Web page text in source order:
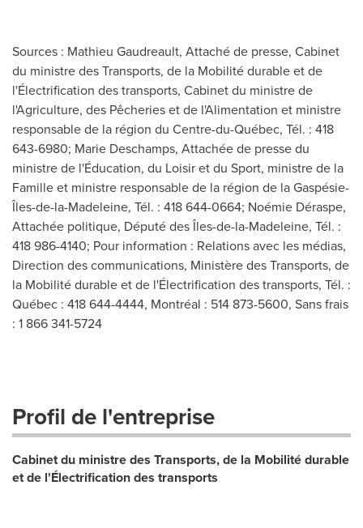
Sources : Mathieu Gaudreault, Attaché de presse, Cabinet
du ministre des Transports, de la Mobilité durable et de
l'Électrification des transports, Cabinet du ministre de
l'Agriculture, des Pêcheries et de l'Alimentation et ministre
responsable de la région du Centre-du-Québec, Tél. : 418
643-6980; Marie Deschamps, Attachée de presse du
ministre de l'Éducation, du Loisir et du Sport, ministre de la
Famille et ministre responsable de la région de la Gaspésie-
Îles-de-la-Madeleine, Tél. : 418 644-0664; Noémie Déraspe,
Attachée politique, Député des Îles-de-la-Madeleine, Tél. :
418 986-4140; Pour information : Relations avec les médias,
Direction des communications, Ministère des Transports, de
la Mobilité durable et de l'Électrification des transports, Tél. :
Québec : 418 644-4444, Montréal : 514 873-5600, Sans frais
: 1 866 341-5724
Profil de l'entreprise
Cabinet du ministre des Transports, de la Mobilité durable
et de l'Électrification des transports